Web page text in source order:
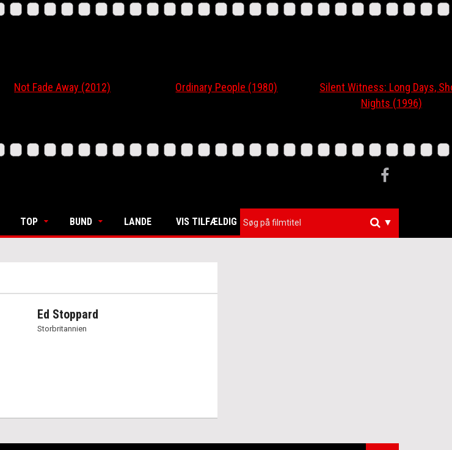
Not Fade Away (2012) Ordinary People (1980)
Silent Witness: Long Days, Short
Nights (1996)
TOP BUND LANDE VIS TILFÆLDIG ▼
Ed Stoppard
Storbritannien